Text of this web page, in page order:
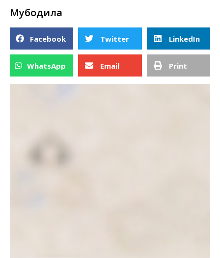
Мубодила
Facebook Twitter LinkedIn
WhatsApp Email Print